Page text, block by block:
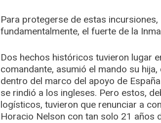
Para protegerse de estas
fundamentalmente, el fuerte de la
Dos hechos históricos tuvieron lugar
comandante, asumió el mando su
dentro del marco del apoyo de
se rindió a los ingleses. Pero estos,
logísticos, tuvieron que renunciar a
Horacio Nelson con tan solo 21 años